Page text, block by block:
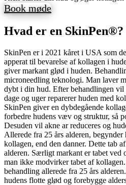
Book møde
Hvad er en SkinPen®?
SkinPen er i 2021 kåret i USA som
apperat til bevarelse af kollagen i
giver markant glød i huden.
microneedling teknologi. Man laver
dybt i din hud. Efter behandlingen vil
dage og uger reparerer huden med
SkinPen giver en dybdegående
forbedre hudens væv og struktur, så
Desuden vil akne ar reduceres og
Allerede fra 25 års alderen, begynder
kollagen, end den danner. Dette tab
alderen. Særligt markant er tabet ved
man ikke modvirker tabet af
behandling allerede fra 25 års
hudens flotte glød og forebygge